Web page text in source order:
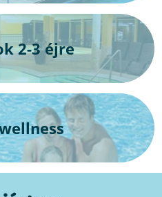
2-3 éjre